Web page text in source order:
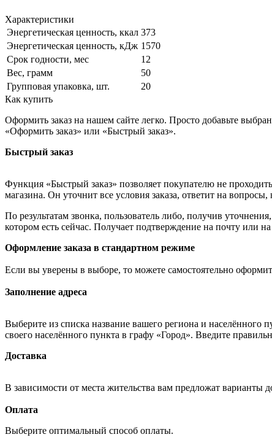
Характеристики
Энергетическая ценность, ккал 373
Энергетическая ценность, кДж 1570
Срок годности, мес
12
Вес, грамм
50
Групповая упаковка, шт.
20
Как купить
Оформить заказ на нашем сайте легко. Просто добавьте
«Оформить заказ» или «Быстрый заказ».
Быстрый заказ
Функция «Быстрый заказ» позволяет покупателю не
магазина. Он уточнит все условия заказа, ответит на
По результатам звонка, пользователь либо, получив
котором есть сейчас. Получает подтверждение на почту или
Оформление заказа в стандартном режиме
Если вы уверены в выборе, то можете самостоятельно
Заполнение адреса
Выберите из списка название вашего региона и
своего населённого пункта в графу «Город». Введите
Доставка
В зависимости от места жительства вам предложат варианты
Оплата
Выберите оптимальный способ оплаты.